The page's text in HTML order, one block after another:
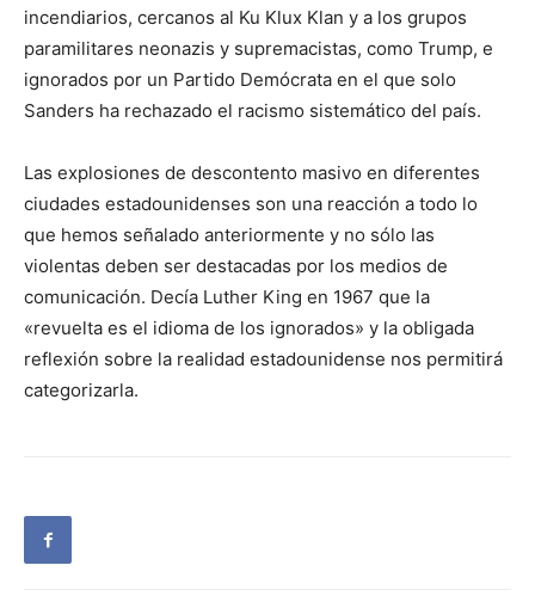
incendiarios, cercanos al Ku Klux Klan y a los grupos
paramilitares neonazis y supremacistas, como Trump, e
ignorados por un Partido Demócrata en el que solo
Sanders ha rechazado el racismo sistemático del país.
Las explosiones de descontento masivo en diferentes
ciudades estadounidenses son una reacción a todo lo
que hemos señalado anteriormente y no sólo las
violentas deben ser destacadas por los medios de
comunicación. Decía Luther King en 1967 que la
«revuelta es el idioma de los ignorados» y la obligada
reflexión sobre la realidad estadounidense nos permitirá
categorizarla.